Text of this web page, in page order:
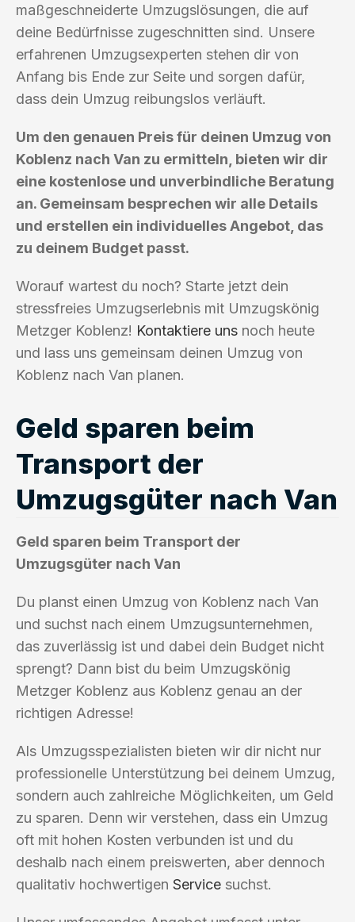
maßgeschneiderte Umzugslösungen, die auf
deine Bedürfnisse zugeschnitten sind. Unsere
erfahrenen Umzugsexperten stehen dir von
Anfang bis Ende zur Seite und sorgen dafür,
dass dein Umzug reibungslos verläuft.
Um den genauen Preis für deinen Umzug von
Koblenz nach Van zu ermitteln, bieten wir dir
eine kostenlose und unverbindliche Beratung
an. Gemeinsam besprechen wir alle Details
und erstellen ein individuelles Angebot, das
zu deinem Budget passt.
Worauf wartest du noch? Starte jetzt dein
stressfreies Umzugserlebnis mit Umzugskönig
Metzger Koblenz! Kontaktiere uns noch heute
und lass uns gemeinsam deinen Umzug von
Koblenz nach Van planen.
Geld sparen beim
Transport der
Umzugsgüter nach Van
Geld sparen beim Transport der
Umzugsgüter nach Van
Du planst einen Umzug von Koblenz nach Van
und suchst nach einem Umzugsunternehmen,
das zuverlässig ist und dabei dein Budget nicht
sprengt? Dann bist du beim Umzugskönig
Metzger Koblenz aus Koblenz genau an der
richtigen Adresse!
Als Umzugsspezialisten bieten wir dir nicht nur
professionelle Unterstützung bei deinem Umzug,
sondern auch zahlreiche Möglichkeiten, um Geld
zu sparen. Denn wir verstehen, dass ein Umzug
oft mit hohen Kosten verbunden ist und du
deshalb nach einem preiswerten, aber dennoch
qualitativ hochwertigen Service suchst.